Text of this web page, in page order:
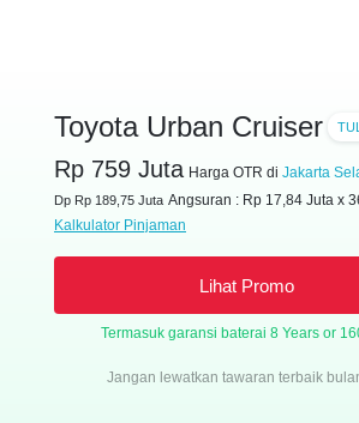
Toyota Urban Cruiser
Rp 759 Juta Harga OTR di Jakarta
Dp Rp 189,75 Juta Angsuran : Rp 17,84 Juta x
Kalkulator Pinjaman
Lihat Promo
Termasuk garansi baterai 8 Years or
Jangan lewatkan tawaran terbaik